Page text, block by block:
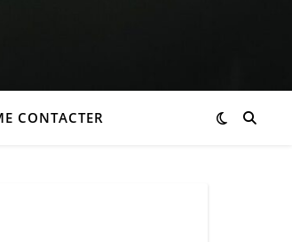
CONTACTER